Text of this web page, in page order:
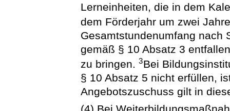
Lerneinheiten, die in dem
dem Förderjahr um zwei
Gesamtstundenumfang nach
gemäß § 10 Absatz 3
zu bringen.3Bei
§ 10 Absatz 5 nicht erfüllen,
Angebotszuschuss gilt in
(4) Bei